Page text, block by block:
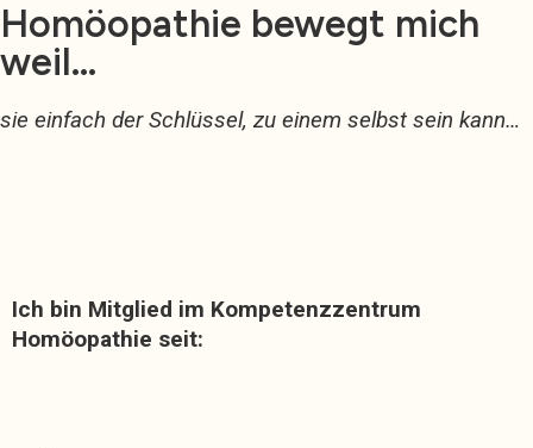
Homöopathie bewegt mich
weil…
sie einfach der Schlüssel, zu einem selbst sein kann…
Ich bin Mitglied im Kompetenzzentrum
Homöopathie seit: